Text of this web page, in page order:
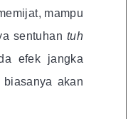
mampu
sentuhan tuh
efek jangka
akan